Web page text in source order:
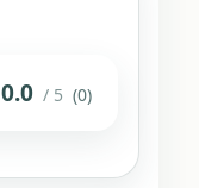
0.0 / 5 (0)